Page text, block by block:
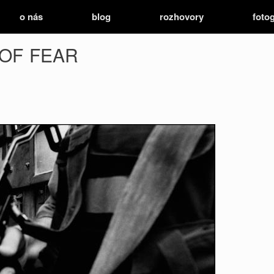
o nás blog rozhovory
FEAR